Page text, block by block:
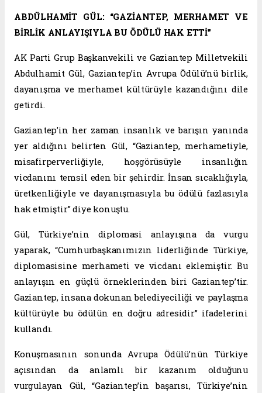
ABDÜLHAMİT GÜL: “GAZİANTEP, MERHAMET VE
BİRLİK ANLAYIŞIYLA BU ÖDÜLÜ HAK ETTİ”
AK Parti Grup Başkanvekili ve Gaziantep Milletvekili
Abdulhamit Gül, Gaziantep’in Avrupa Ödülü’nü birlik,
dayanışma ve merhamet kültürüyle kazandığını dile
getirdi.
Gaziantep’in her zaman insanlık ve barışın yanında
yer aldığını belirten Gül, “Gaziantep, merhametiyle,
misafirperverliğiyle, hoşgörüsüyle insanlığın
vicdanını temsil eden bir şehirdir. İnsan sıcaklığıyla,
üretkenliğiyle ve dayanışmasıyla bu ödülü fazlasıyla
hak etmiştir” diye konuştu.
Gül, Türkiye’nin diplomasi anlayışına da vurgu
yaparak, “Cumhurbaşkanımızın liderliğinde Türkiye,
diplomasisine merhameti ve vicdanı eklemiştir. Bu
anlayışın en güçlü örneklerinden biri Gaziantep’tir.
Gaziantep, insana dokunan belediyeciliği ve paylaşma
kültürüyle bu ödülün en doğru adresidir” ifadelerini
kullandı.
Konuşmasının sonunda Avrupa Ödülü’nün Türkiye
açısından da anlamlı bir kazanım olduğunu
vurgulayan Gül, “Gaziantep’in başarısı, Türkiye’nin